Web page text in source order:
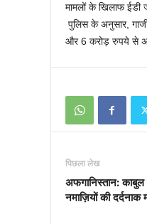
मामलों के खिलाफ ईडी
पुलिस के अनुसार,
और 6 करोड़ रुपये से
पिछला लेख
अफगानिस्तान:
नमाज़ियों की